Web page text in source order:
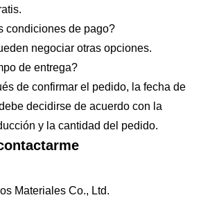
condiciones de pago?
negociar otras opciones.
de entrega?
de confirmar el pedido, la fecha de
decidirse de acuerdo con la
y la cantidad del pedido.
Materiales Co., Ltd.